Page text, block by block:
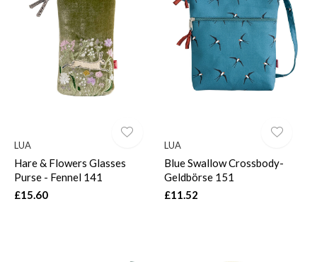
LUA
Hare & Flowers Glasses
Purse - Fennel 141
£15.60
LUA
Blue Swallow Crossbody-
Geldbörse 151
£11.52